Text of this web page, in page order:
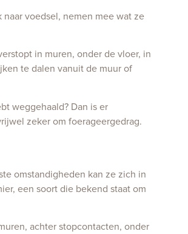
voedsel, nemen mee wat ze
in muren, onder de vloer, in
te dalen vanuit de muur of
weggehaald? Dan is er
zeker om foerageergedrag.
omstandigheden kan ze zich in
een soort die bekend staat om
achter stopcontacten, onder